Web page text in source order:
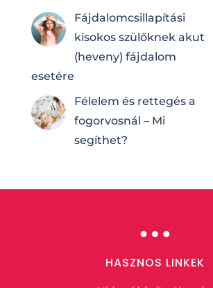
Fájdalomcsilla­pí­tá­si
kisokos szülőknek akut
(heveny) fájdalom
esetére
Félelem és rettegés a
fogorvosnál – Mi
segíthet?
…
HASZNOS LINKEK